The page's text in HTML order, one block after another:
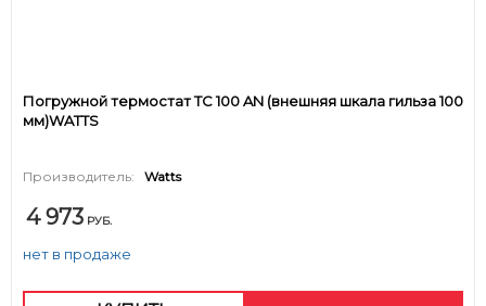
Погружной термостат ТС 100 AN (внешняя шкала гильза 100
мм)WATTS
Производитель: Watts
4 973 РУБ.
нет в продаже